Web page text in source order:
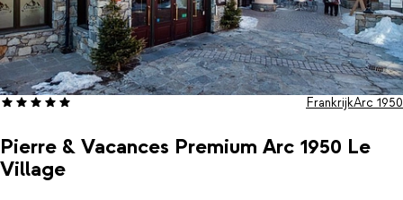
Pierre & Vacances Premium Arc 1950 Le
Village
FrankrijkArc 1950